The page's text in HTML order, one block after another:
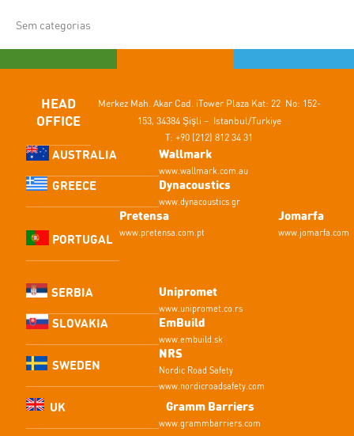
Sem categorias
HEAD
OFFICE
Merkez Mah. Akar Cad. iTower Plaza Kat: 22 No: 152-
153, 34384 Şişli – Istanbul/Turkiye
T: +90 (212) 812 34 31
AUSTRALIA Wallmark
www.wallmark.com.au
GREECE Dynacoustics
www.dynacoustics.gr
PORTUGAL
Pretensa
www.pretensa.com.pt
Jomarfa
www.jomarfa.com
SERBIA Unipromet
www.unipromet.co.rs
SLOVAKIA EmBuild
www.embuild.sk
SWEDEN
NRS
Nordic Road Safety
www.nordicroadsafety.com
UK Gramm Barriers
www.grammbarriers.com